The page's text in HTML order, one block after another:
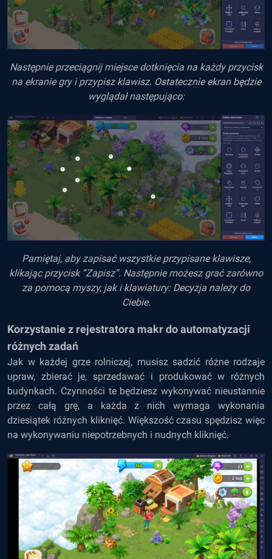
Następnie przeciągnij miejsce dotknięcia na każdy przycisk
na ekranie gry i przypisz klawisz. Ostatecznie ekran będzie
wyglądał następująco:
Pamiętaj, aby zapisać wszystkie przypisane klawisze,
klikając przycisk “Zapisz”. Następnie możesz grać zarówno
za pomocą myszy, jak i klawiatury: Decyzja należy do
Ciebie.
Korzystanie z rejestratora makr do automatyzacji
różnych zadań
Jak w każdej grze rolniczej, musisz sadzić różne rodzaje
upraw, zbierać je, sprzedawać i produkować w różnych
budynkach. Czynności te będziesz wykonywać nieustannie
przez całą grę, a każda z nich wymaga wykonania
dziesiątek różnych kliknięć. Większość czasu spędzisz więc
na wykonywaniu niepotrzebnych i nudnych kliknięć.